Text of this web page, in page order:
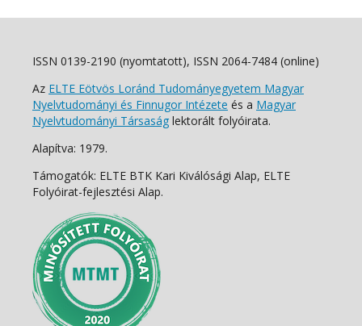
ISSN 0139-2190 (nyomtatott), ISSN 2064-7484 (online)
Az ELTE Eötvös Loránd Tudományegyetem Magyar
Nyelvtudományi és Finnugor Intézete és a Magyar
Nyelvtudományi Társaság lektorált folyóirata.
Alapítva: 1979.
Támogatók: ELTE BTK Kari Kiválósági Alap, ELTE
Folyóirat-fejlesztési Alap.